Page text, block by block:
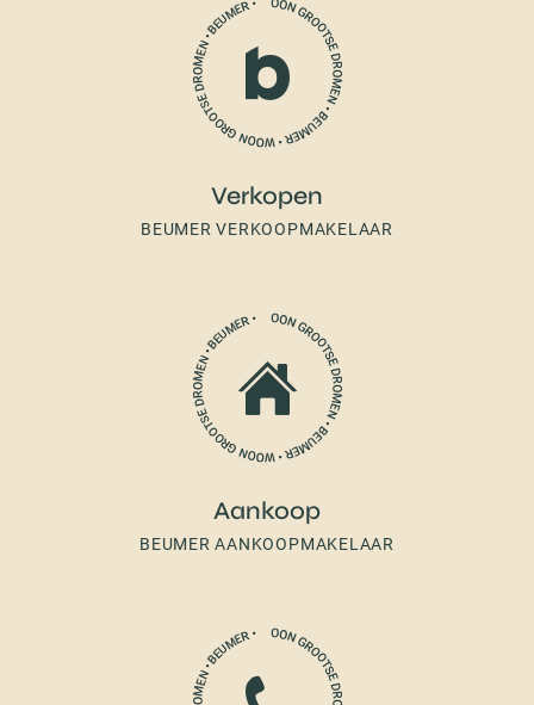
Verkopen
BEUMER VERKOOPMAKELAAR
Aankoop
BEUMER AANKOOPMAKELAAR